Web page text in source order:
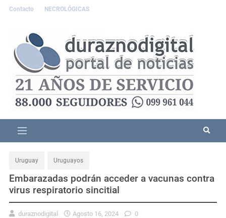
Contacto NECROLÓGICAS
Uruguay Uruguayos
Embarazadas podrán acceder a vacunas contra
virus respiratorio sincitial
duraznodigital Agosto 16, 2024 0